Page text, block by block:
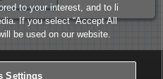
to your interest, and to li
If you select “Accept All
be used on our website.
Settings